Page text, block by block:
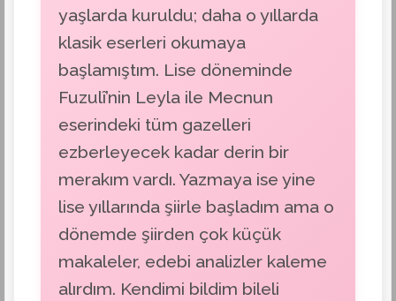
yaşlarda kuruldu; daha o yıllarda
klasik eserleri okumaya
başlamıştım. Lise döneminde
Fuzulî’nin Leyla ile Mecnun
eserindeki tüm gazelleri
ezberleyecek kadar derin bir
merakım vardı. Yazmaya ise yine
lise yıllarında şiirle başladım ama o
dönemde şiirden çok küçük
makaleler, edebi analizler kaleme
alırdım. Kendimi bildim bileli